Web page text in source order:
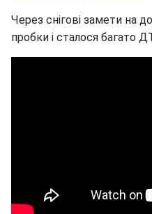
Через снігові замети на
пробки і сталося багато